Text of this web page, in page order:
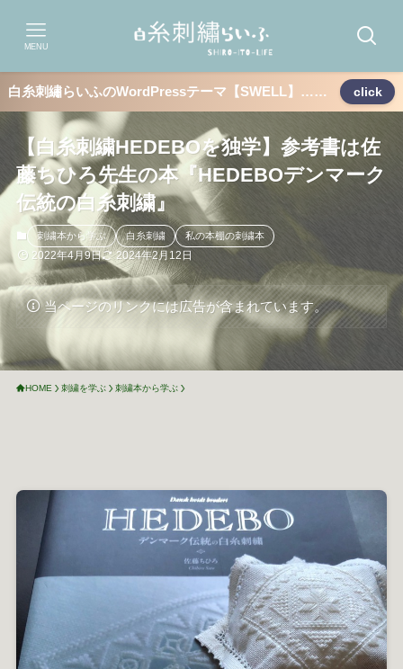
MENU
白糸刺繡らいふのWordPressテーマ【SWELL】…… click
【白糸刺繍HEDEBOを独学】参考書は佐
藤ちひろ先生の本『HEDEBOデンマーク
伝統の白糸刺繍』
刺繍本から学ぶ 白糸刺繍 私の本棚の刺繍本
2022年4月9日 2024年2月12日
当ページのリンクには広告が含まれています。
HOME 刺繍を学ぶ 刺繍本から学ぶ